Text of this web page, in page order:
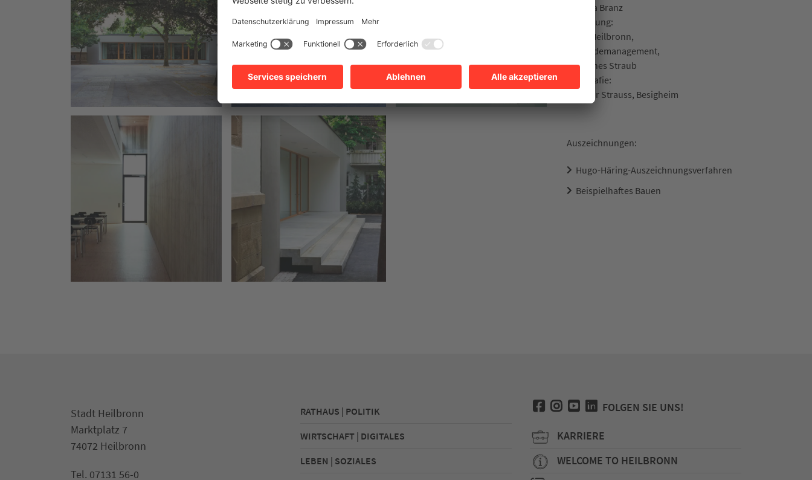
Daniela Branz
Bauleitung:
Stadt Heilbronn,
Gebäudemanagement,
Johannes Straub
Fotografie:
Dietmar Strauss, Besigheim
Auszeichnungen:
Hugo-Häring-Auszeichnungsverfahren
Beispielhaftes Bauen
Stadt Heilbronn
Marktplatz 7
74072 Heilbronn
Tel. 07131 56-0
RATHAUS | POLITIK
WIRTSCHAFT | DIGITALES
LEBEN | SOZIALES
FOLGEN SIE UNS!
KARRIERE
WELCOME TO HEILBRONN